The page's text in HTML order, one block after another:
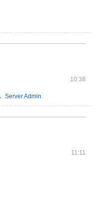
10:38
Server Admin
11:11